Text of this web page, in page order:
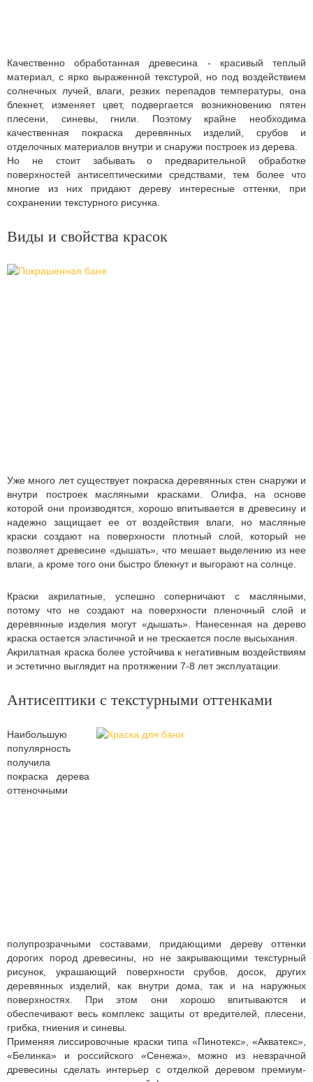
Качественно обработанная древесина - красивый теплый
материал, с ярко выраженной текстурой, но под воздействием
солнечных лучей, влаги, резких перепадов температуры, она
блекнет, изменяет цвет, подвергается возникновению пятен
плесени, синевы, гнили. Поэтому крайне необходима
качественная покраска деревянных изделий, срубов и
отделочных материалов внутри и снаружи построек из дерева.
Но не стоит забывать о предварительной обработке
поверхностей антисептическими средствами, тем более что
многие из них придают дереву интересные оттенки, при
сохранении текстурного рисунка.
Виды и свойства красок
Уже много лет существует покраска деревянных стен снаружи и
внутри построек масляными красками. Олифа, на основе
которой они производятся, хорошо впитывается в древесину и
надежно защищает ее от воздействия влаги, но масляные
краски создают на поверхности плотный слой, который не
позволяет древесине «дышать», что мешает выделению из нее
влаги, а кроме того они быстро блекнут и выгорают на солнце.
Краски акрилатные, успешно соперничают с масляными,
потому что не создают на поверхности пленочный слой и
деревянные изделия могут «дышать». Нанесенная на дерево
краска остается эластичной и не трескается после высыхания.
Акрилатная краска более устойчива к негативным воздействиям
и эстетично выглядит на протяжении 7-8 лет эксплуатации.
Антисептики с текстурными оттенками
Наибольшую
популярность
получила
покраска дерева
оттеночными
полупрозрачными составами, придающими дереву оттенки
дорогих пород древесины, но не закрывающими текстурный
рисунок, украшающий поверхности срубов, досок, других
деревянных изделий, как внутри дома, так и на наружных
поверхностях. При этом они хорошо впитываются и
обеспечивают весь комплекс защиты от вредителей, плесени,
грибка, гниения и синевы.
Применяя лиссировочные краски типа «Пинотекс», «Акватекс»,
«Белинка» и российского «Сенежа», можно из невзрачной
древесины сделать интерьер с отделкой деревом премиум-